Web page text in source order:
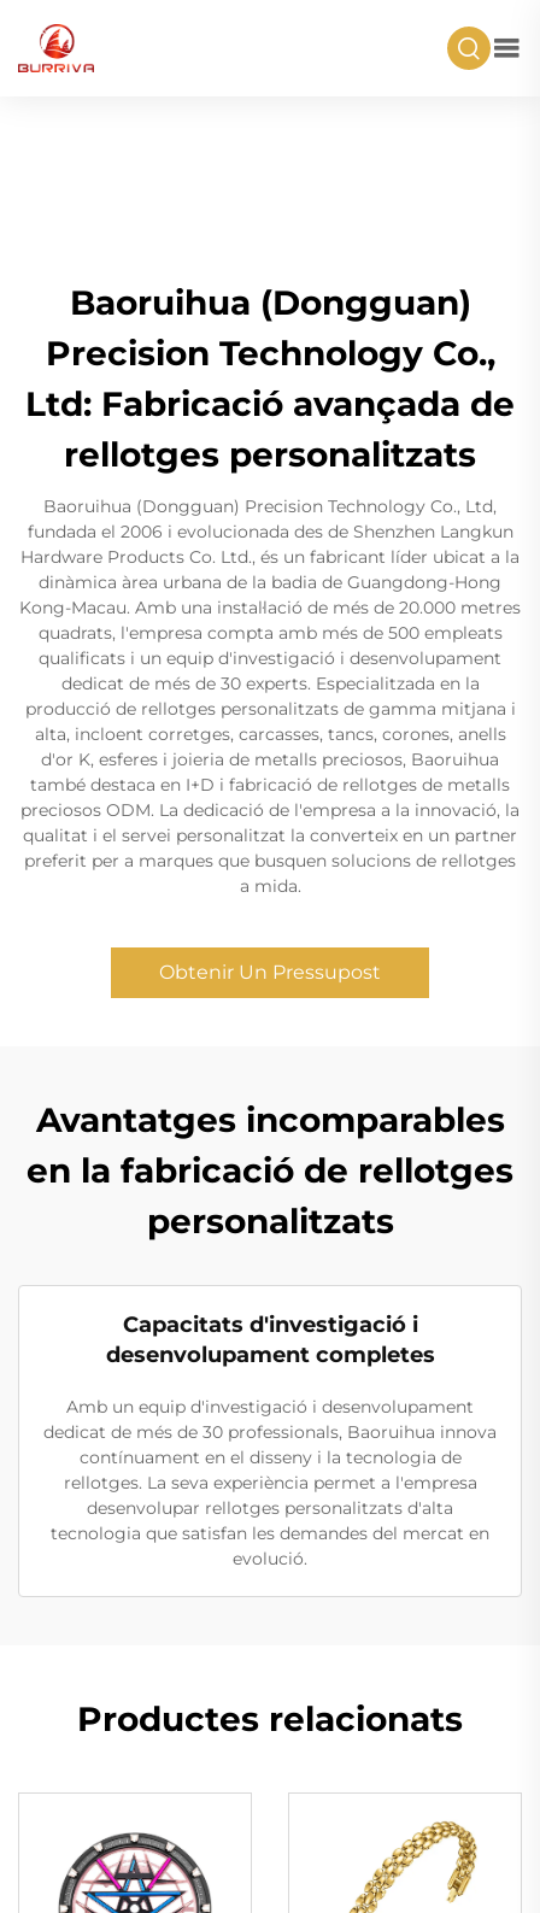
Baoruihua (Dongguan)
Precision Technology Co.,
Ltd: Fabricació avançada de
rellotges personalitzats
Baoruihua (Dongguan) Precision Technology Co., Ltd,
fundada el 2006 i evolucionada des de Shenzhen Langkun
Hardware Products Co. Ltd., és un fabricant líder ubicat a la
dinàmica àrea urbana de la badia de Guangdong-Hong
Kong-Macau. Amb una instal·lació de més de 20.000 metres
quadrats, l'empresa compta amb més de 500 empleats
qualificats i un equip d'investigació i desenvolupament
dedicat de més de 30 experts. Especialitzada en la
producció de rellotges personalitzats de gamma mitjana i
alta, incloent corretges, carcasses, tancs, corones, anells
d'or K, esferes i joieria de metalls preciosos, Baoruihua
també destaca en I+D i fabricació de rellotges de metalls
preciosos ODM. La dedicació de l'empresa a la innovació, la
qualitat i el servei personalitzat la converteix en un partner
preferit per a marques que busquen solucions de rellotges
a mida.
Obtenir Un Pressupost
Avantatges incomparables
en la fabricació de rellotges
personalitzats
Capacitats d'investigació i
desenvolupament completes
Amb un equip d'investigació i desenvolupament
dedicat de més de 30 professionals, Baoruihua innova
contínuament en el disseny i la tecnologia de
rellotges. La seva experiència permet a l'empresa
desenvolupar rellotges personalitzats d'alta
tecnologia que satisfan les demandes del mercat en
evolució.
Productes relacionats